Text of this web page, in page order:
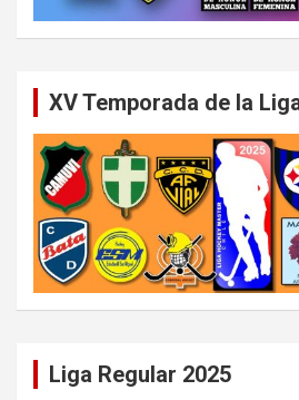
XV Temporada de la
Liga Regular 2025